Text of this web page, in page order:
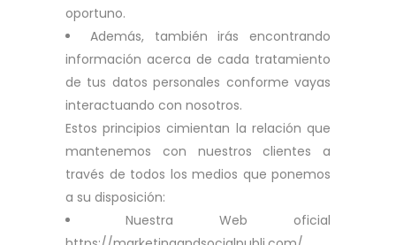
oportuno.
Además, también irás encontrando
información acerca de cada tratamiento
de tus datos personales conforme vayas
interactuando con nosotros.
Estos principios cimientan la relación que
mantenemos con nuestros clientes a
través de todos los medios que ponemos
a su disposición:
Nuestra Web oficial